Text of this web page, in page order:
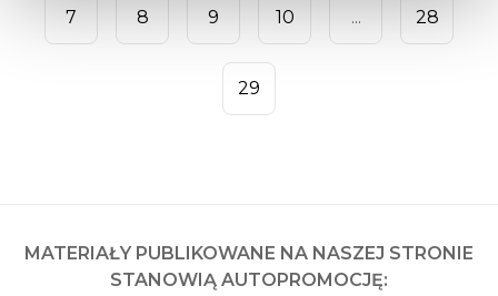
7 8 9 10 ... 28
29
MATERIAŁY PUBLIKOWANE NA NASZEJ STRONIE
STANOWIĄ AUTOPROMOCJĘ: